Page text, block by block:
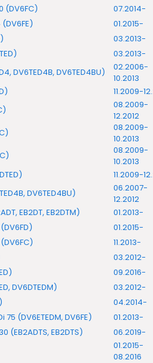
(DV6FC)
07.2014-
(DV6FE)
01.2015-
03.2013-
03.2013-
DV6TED4B, DV6TED4BU)
02.2006-
10.2013
11.2009-
08.2009-
12.2012
08.2009-
10.2013
08.2009-
10.2013
11.2009-
DV6TED4BU)
06.2007-
12.2012
EB2DT, EB2DTM)
01.2013-
01.2015-
(DV6FC)
11.2013-
03.2012-
09.2016-
DV6DTEDM)
03.2012-
04.2014-
75 (DV6ETEDM, DV6FE)
01.2013-
(EB2ADTS, EB2DTS)
06.2019-
01.2015-
08.2016